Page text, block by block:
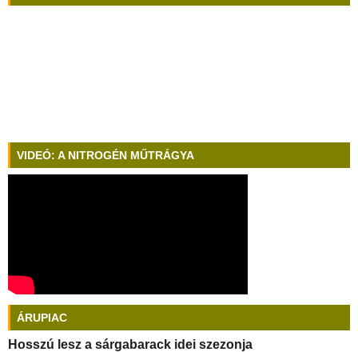
VIDEÓ: A NITROGÉN MŰTRÁGYA
ÁRUPIAC
Hosszú lesz a sárgabarack idei szezonja